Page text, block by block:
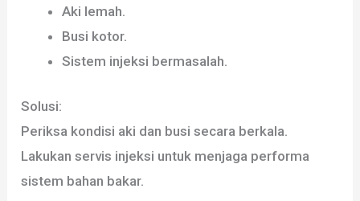
Aki lemah.
Busi kotor.
Sistem injeksi bermasalah.
Solusi:
Periksa kondisi aki dan busi secara berkala.
Lakukan servis injeksi untuk menjaga performa
sistem bahan bakar.